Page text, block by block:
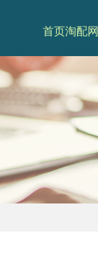
首页淘配